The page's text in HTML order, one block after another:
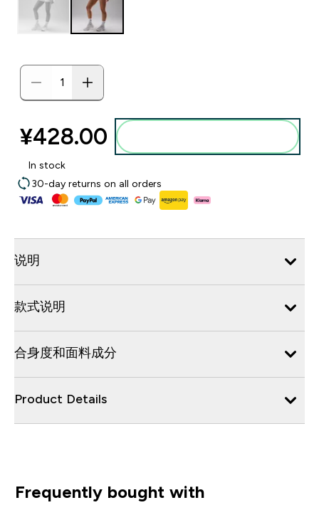
¥428.00‎
In stock
30-day returns on all orders
说明
款式说明
合身度和面料成分
Product Details
Frequently bought with